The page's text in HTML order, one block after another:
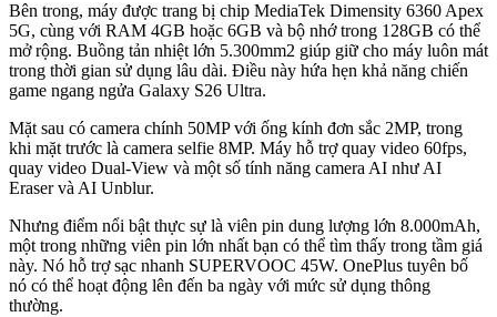
Bên trong, máy được trang bị chip MediaTek Dimensity 6360 Apex
5G, cùng với RAM 4GB hoặc 6GB và bộ nhớ trong 128GB có thể
mở rộng. Buồng tản nhiệt lớn 5.300mm2 giúp giữ cho máy luôn mát
trong thời gian sử dụng lâu dài. Điều này hứa hẹn khả năng chiến
game ngang ngửa Galaxy S26 Ultra.
Mặt sau có camera chính 50MP với ống kính đơn sắc 2MP, trong
khi mặt trước là camera selfie 8MP. Máy hỗ trợ quay video 60fps,
quay video Dual-View và một số tính năng camera AI như AI
Eraser và AI Unblur.
Nhưng điểm nổi bật thực sự là viên pin dung lượng lớn 8.000mAh,
một trong những viên pin lớn nhất bạn có thể tìm thấy trong tầm giá
này. Nó hỗ trợ sạc nhanh SUPERVOOC 45W. OnePlus tuyên bố
nó có thể hoạt động lên đến ba ngày với mức sử dụng thông
thường.